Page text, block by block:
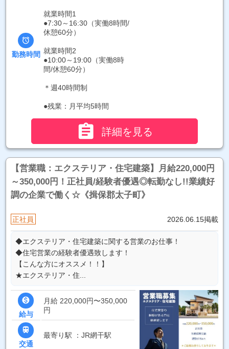

勤務時間
就業時間1
●7:30～16:30（実働8時間/
休憩60分）
就業時間2
●10:00～19:00（実働8時
間/休憩60分）
＊週40時間制
●残業：月平均5時間
 詳細を見る
【営業職：エクステリア・住宅建築】月給220,000円
～350,000円！正社員/経験者優遇◎転勤なし!!業績好
調の企業で働く☆《揖保郡太子町》
正社員 2026.06.15掲載
◆エクステリア・住宅建築に関する営業のお仕事！
◆住宅営業の経験者優遇致します！
【こんな方にオススメ！！】
★エクステリア・住...

給与
月給 220,000円〜350,000
円

交通
最寄り駅 ：JR網干駅